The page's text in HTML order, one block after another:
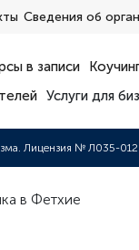
Сведения об
в записи
Услуги для
Лицензия № Л035-
в Фетхие